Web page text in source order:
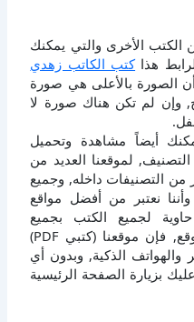
الكتب الأخرى والتي يمكنك
هذاكتب الكاتب زهدي
الصورة بالأعلى هي صورة
وإن لم تكن هناك صورة لا
أيضاً مشاهدة وتحميل
لموقعنا العديد من
من التصنيفات داخله, وجميع
100%, كما وأننا نعتبر من أفضل مواقع
لجميع الكتب بجميع
تخصصاتها, وبالنسبة لتصفح الموقع, فإن موقعنا (كتبي PDF)
الذكية, وبدون أي
بزيارة الصفحة الرئيسية